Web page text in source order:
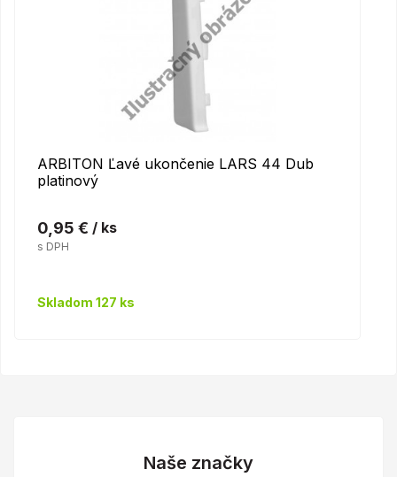
ARBITON Ľavé ukončenie LARS 44 Dub
platinový
0,95 € / ks
s DPH
Skladom 127 ks
Naše značky